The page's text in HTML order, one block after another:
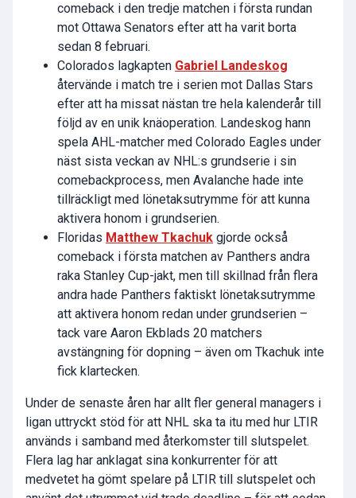
comeback i den tredje matchen i första rundan
mot Ottawa Senators efter att ha varit borta
sedan 8 februari.
Colorados lagkapten Gabriel Landeskog
återvände i match tre i serien mot Dallas Stars
efter att ha missat nästan tre hela kalenderår till
följd av en unik knäoperation. Landeskog hann
spela AHL-matcher med Colorado Eagles under
näst sista veckan av NHL:s grundserie i sin
comebackprocess, men Avalanche hade inte
tillräckligt med lönetaksutrymme för att kunna
aktivera honom i grundserien.
Floridas Matthew Tkachuk gjorde också
comeback i första matchen av Panthers andra
raka Stanley Cup-jakt, men till skillnad från flera
andra hade Panthers faktiskt lönetaksutrymme
att aktivera honom redan under grundserien –
tack vare Aaron Ekblads 20 matchers
avstängning för dopning – även om Tkachuk inte
fick klartecken.
Under de senaste åren har allt fler general managers i
ligan uttryckt stöd för att NHL ska ta itu med hur LTIR
används i samband med återkomster till slutspelet.
Flera lag har anklagat sina konkurrenter för att
medvetet ha gömt spelare på LTIR till slutspelet och